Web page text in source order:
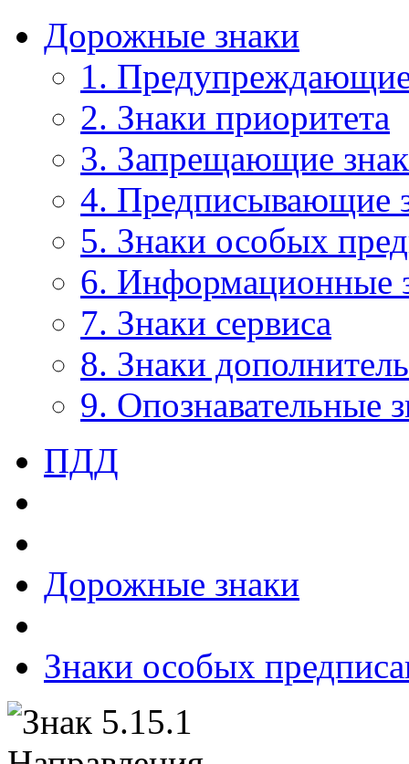
Дорожные знаки
1.
2. Знаки приоритета
3. Запрещающие
4. Предписывающие
5. Знаки особых
6. Информационные
7. Знаки сервиса
8. Знаки
9. Опознавательные
ПДД
Дорожные знаки
Знаки особых